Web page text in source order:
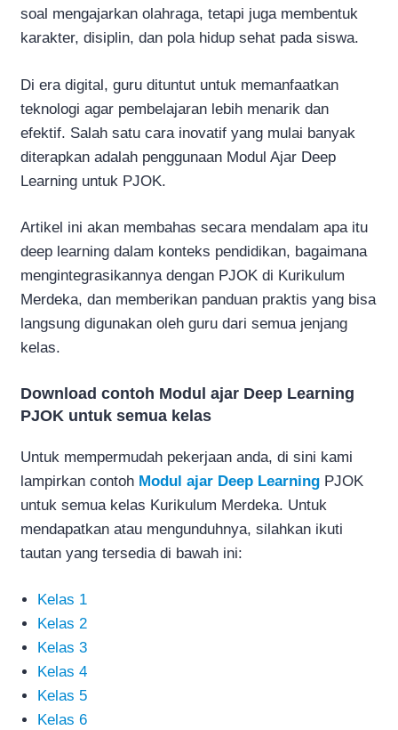
soal mengajarkan olahraga, tetapi juga membentuk
karakter, disiplin, dan pola hidup sehat pada siswa.
Di era digital, guru dituntut untuk memanfaatkan
teknologi agar pembelajaran lebih menarik dan
efektif. Salah satu cara inovatif yang mulai banyak
diterapkan adalah penggunaan Modul Ajar Deep
Learning untuk PJOK.
Artikel ini akan membahas secara mendalam apa itu
deep learning dalam konteks pendidikan, bagaimana
mengintegrasikannya dengan PJOK di Kurikulum
Merdeka, dan memberikan panduan praktis yang bisa
langsung digunakan oleh guru dari semua jenjang
kelas.
Download contoh Modul ajar Deep Learning
PJOK untuk semua kelas
Untuk mempermudah pekerjaan anda, di sini kami
lampirkan contoh Modul ajar Deep Learning PJOK
untuk semua kelas Kurikulum Merdeka. Untuk
mendapatkan atau mengunduhnya, silahkan ikuti
tautan yang tersedia di bawah ini:
Kelas 1
Kelas 2
Kelas 3
Kelas 4
Kelas 5
Kelas 6